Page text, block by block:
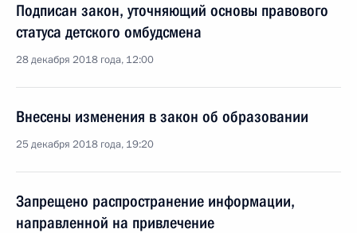
Подписан закон, уточняющий основы правового
статуса детского омбудсмена
28 декабря 2018 года, 12:00
Внесены изменения в закон об образовании
25 декабря 2018 года, 19:20
Запрещено распространение информации,
направленной на привлечение